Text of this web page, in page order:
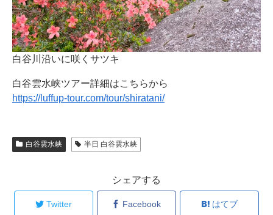
白谷川沿いに咲くサツキ
白谷雲水峡ツアー詳細はこちらから
https://luffup-tour.com/tour/shiratani/
白谷雲水峡 半日 白谷雲水峡
シェアする
Twitter Facebook はてブ